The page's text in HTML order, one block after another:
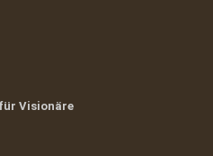
Visionäre